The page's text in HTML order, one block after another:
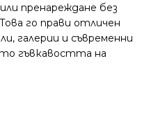
пренареждане без
го прави отличен
галерии и съвременни
гъвкавостта на